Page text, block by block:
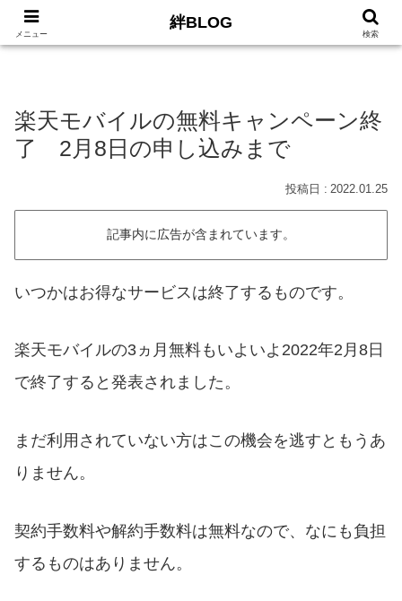
HOME サイトマ
楽天モバイルの無料キャンペーン終
了 2月8日の申し込みまで
2022.01.25
記事内に広告が含まれています。
いつかはお得なサービスは終了するものです。
楽天モバイルの3ヵ月無料もいよいよ2022年2月8日
で終了すると発表されました。
まだ利用されていない方はこの機会を逃すともうあ
りません。
契約手数料や解約手数料は無料なので、なにも負担
するものはありません。
メニュー
絆BLOG
検索